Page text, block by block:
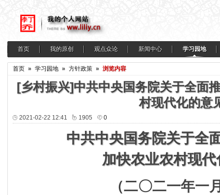
首页 我的原创 观点众论 新闻中心 学习园地
首页 » 学习园地 » 方针政策 » 浏览内容
[乡村振兴]中共中央国务院关于全面
村现代化的意
2021-02-22 12:41 1905 0
中共中央国务院关于全
加快农业农村现
（二〇二一年一